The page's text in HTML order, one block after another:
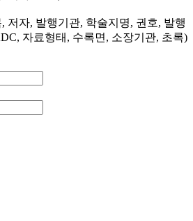
저자, 발행기관, 학술지명, 권호, 발행
자료형태, 수록면, 소장기관, 초록)